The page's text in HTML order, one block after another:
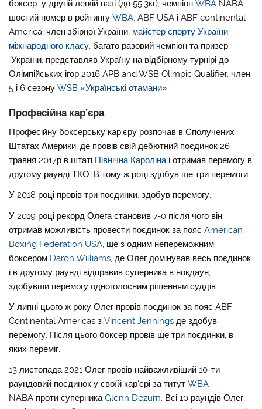
боксер у другій легкій вазі (до 55,3кг), чемпіонWBA NABA,
шостий номер в рейтингуWBA, ABF USA і ABF continental
America, член збірної України, майстер спорту України
міжнародного класу, багато разовий чемпіон та призер
України, представляв Україну на відбірному турнірі до
Олімпійських ігор 2016 APB and WSB Olimpic Qualifier, член
5 і 6 сезонуWSB «Українські отамани».
Професійна кар’єра
Професійну боксерську кар’єру розпочав в Сполучених
Штатах Америки, де провів свій дебютний поєдинок 26
травня 2017р в штаті Північна Каролінаі отримав перемогу в
другому раунді ТКО. В тому ж році здобув ще три перемоги.
У 2018 році провів три поєдинки, здобув перемогу.
У 2019 році рекорд Олега становив 7-0 після чого він
отримав можливість провести поєдинок за поясAmerican
Boxing Federation USA , ще з одним непереможним
боксером Daron Williams , де Олег домінував весь поєдинок
і в другому раунді відправив суперника в нокдаун,
здобувши перемогу одноголосним рішенням суддів.
У липні цього ж року Олег провів поєдинок за пояс ABF
Continental Americas зVincent Jennings де здобув
перемогу. Після цього боксер провів ще три поєдинки, в
яких переміг.
13 листопада 2021 Олег провів найважливіший10-ти
раундовий поєдинок у своїй кар‘єрі за титутWBA
NABA проти суперникаGlenn Dezurn. Всі 10 раундів Олег